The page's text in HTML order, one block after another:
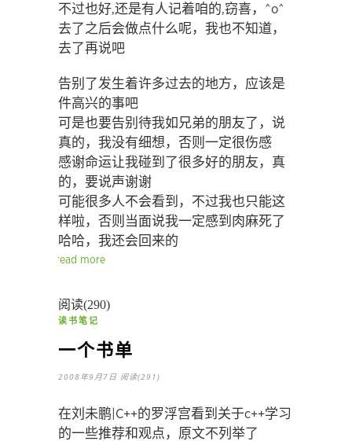
不过也好,还是有人记着咱的,窃喜，^o^
去了之后会做点什么呢，我也不知道，
去了再说吧
告别了发生着许多过去的地方，应该是
件高兴的事吧
可是也要告别待我如兄弟的朋友了，说
真的，我没有细想，否则一定很伤感
感谢命运让我碰到了很多好的朋友，真
的，要说声谢谢
可能很多人不会看到，不过我也只能这
样啦，否则当面说我一定感到肉麻死了
哈哈，我还会回来的
read more
阅读(290)
读书笔记
一个书单
2008年9月7日 阅读(291)
在刘未鹏|C++的罗浮宫看到关于c++学习
的一些推荐和观点，原文不列举了